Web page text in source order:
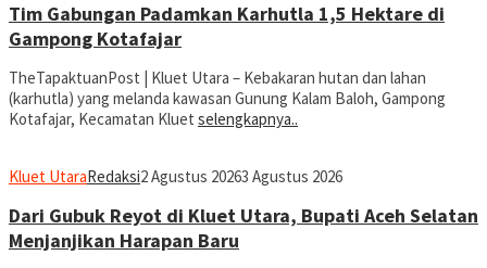
Tim Gabungan Padamkan Karhutla 1,5 Hektare di
Gampong Kotafajar
TheTapaktuanPost | Kluet Utara – Kebakaran hutan dan lahan
(karhutla) yang melanda kawasan Gunung Kalam Baloh, Gampong
Kotafajar, Kecamatan Kluet selengkapnya..
Kluet UtaraRedaksi2 Agustus 20263 Agustus 2026
Dari Gubuk Reyot di Kluet Utara, Bupati Aceh Selatan
Menjanjikan Harapan Baru